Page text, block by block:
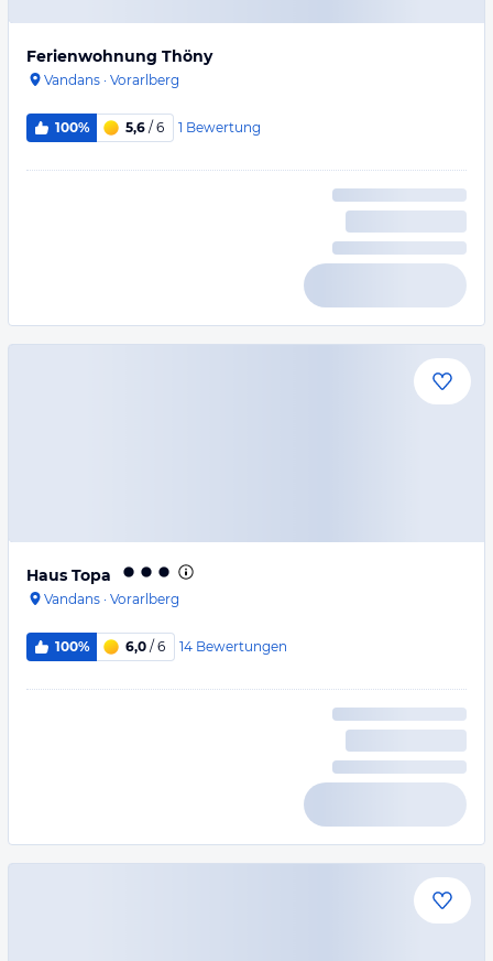
Ferienwohnung Thöny
Vandans · Vorarlberg
100% 5,6 / 6 1 Bewertung
Haus Topa
Vandans · Vorarlberg
100% 6,0 / 6 14 Bewertungen